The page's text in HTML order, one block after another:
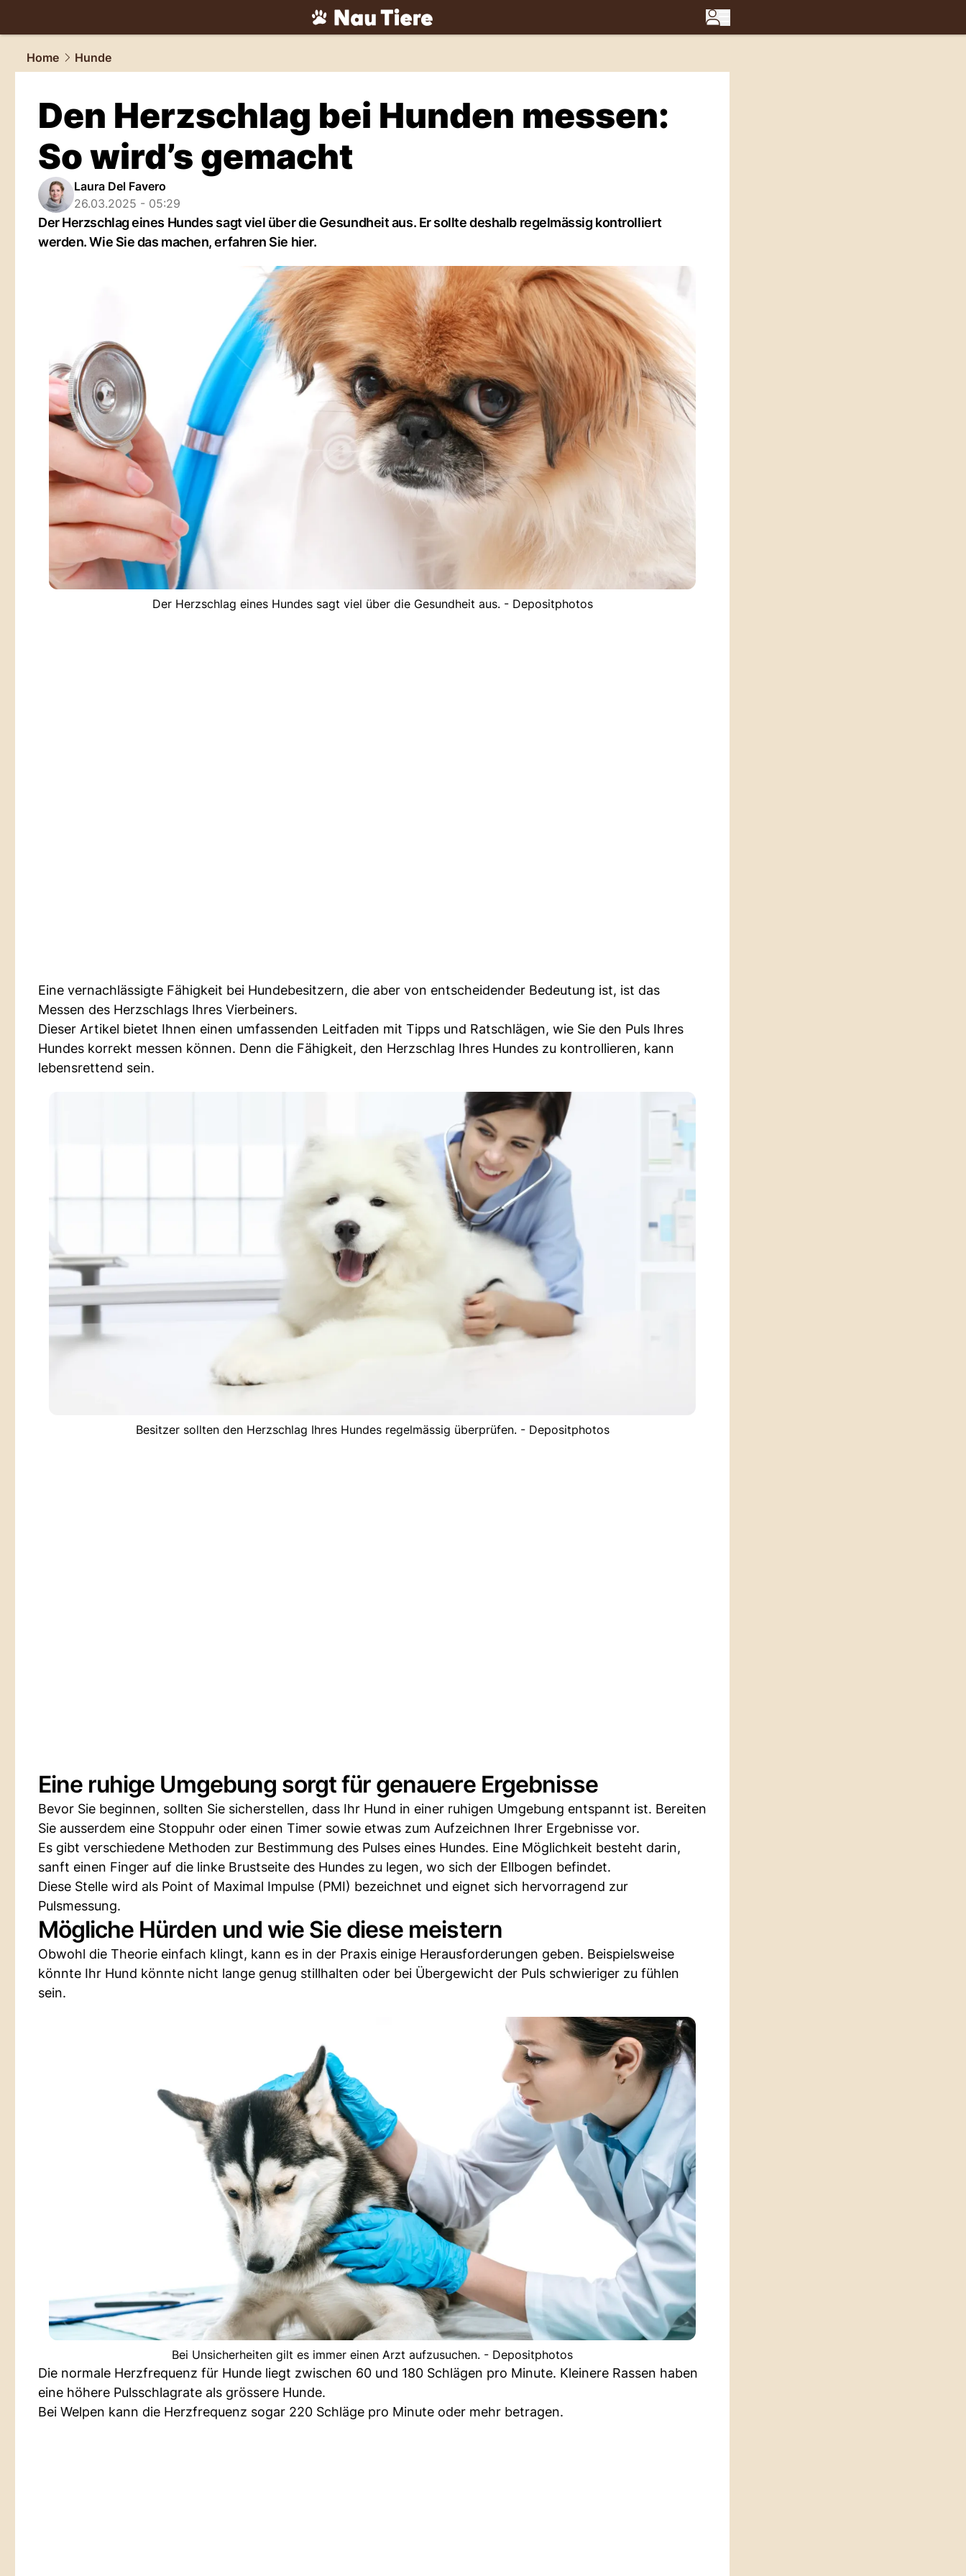
tiere.NAU.ch
Home
Hunde
Den Herzschlag bei Hunden messen:
So wird’s gemacht
Laura Del Favero
26.03.2025 - 05:29
Der Herzschlag eines Hundes sagt viel über die Gesundheit aus. Er sollte deshalb regelmässig kontrolliert
werden. Wie Sie das machen, erfahren Sie hier.
Der Herzschlag eines Hundes sagt viel über die Gesundheit aus. - Depositphotos
Eine vernachlässigte Fähigkeit bei Hundebesitzern, die aber von entscheidender Bedeutung ist, ist das
Messen des Herzschlags Ihres Vierbeiners.
Dieser Artikel bietet Ihnen einen umfassenden Leitfaden mit Tipps und Ratschlägen, wie Sie den Puls Ihres
Hundes korrekt messen können. Denn die Fähigkeit, den Herzschlag Ihres Hundes zu kontrollieren, kann
lebensrettend sein.
Besitzer sollten den Herzschlag Ihres Hundes regelmässig überprüfen. - Depositphotos
Eine ruhige Umgebung sorgt für genauere Ergebnisse
Bevor Sie beginnen, sollten Sie sicherstellen, dass Ihr Hund in einer ruhigen Umgebung entspannt ist. Bereiten
Sie ausserdem eine Stoppuhr oder einen Timer sowie etwas zum Aufzeichnen Ihrer Ergebnisse vor.
Es gibt verschiedene Methoden zur Bestimmung des Pulses eines Hundes. Eine Möglichkeit besteht darin,
sanft einen Finger auf die linke Brustseite des Hundes zu legen, wo sich der Ellbogen befindet.
Diese Stelle wird als Point of Maximal Impulse (PMI) bezeichnet und eignet sich hervorragend zur
Pulsmessung.
Mögliche Hürden und wie Sie diese meistern
Obwohl die Theorie einfach klingt, kann es in der Praxis einige Herausforderungen geben. Beispielsweise
könnte Ihr Hund könnte nicht lange genug stillhalten oder bei Übergewicht der Puls schwieriger zu fühlen
sein.
Bei Unsicherheiten gilt es immer einen Arzt aufzusuchen. - Depositphotos
Die normale Herzfrequenz für Hunde liegt zwischen 60 und 180 Schlägen pro Minute. Kleinere Rassen haben
eine höhere Pulsschlagrate als grössere Hunde.
Bei Welpen kann die Herzfrequenz sogar 220 Schläge pro Minute oder mehr betragen.